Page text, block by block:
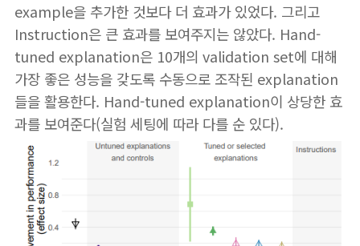
example을 추가한 것보다 더 효과가 있었다. 그리고
Instruction은 큰 효과를 보여주지는 않았다. Hand-
tuned explanation은 10개의 validation set에 대해
가장 좋은 성능을 갖도록 수동으로 조작된 explanation
들을 활용한다. Hand-tuned explanation이 상당한 효
과를 보여준다(실험 세팅에 따라 다를 순 있다).